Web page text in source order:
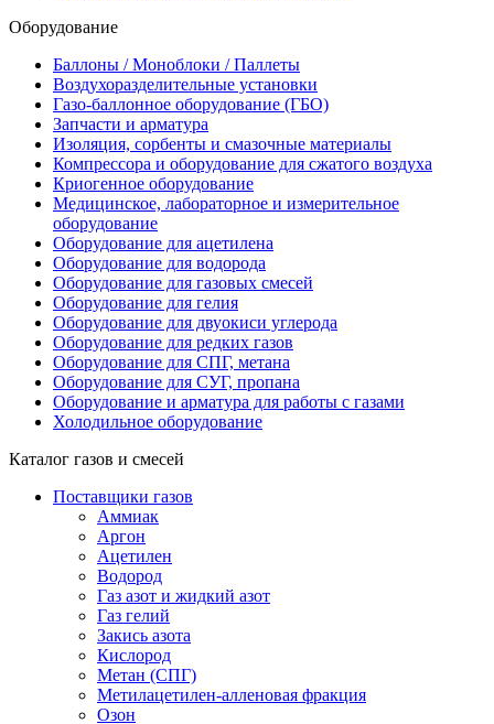
Оборудование
Баллоны / Моноблоки / Паллеты
Воздухоразделительные установки
Газо-баллонное оборудование (ГБО)
Запчасти и арматура
Изоляция, сорбенты и смазочные материалы
Компрессора и оборудование для сжатого воздуха
Криогенное оборудование
Медицинское, лабораторное и измерительное
оборудование
Оборудование для ацетилена
Оборудование для водорода
Оборудование для газовых смесей
Оборудование для гелия
Оборудование для двуокиси углерода
Оборудование для редких газов
Оборудование для СПГ, метана
Оборудование для СУГ, пропана
Оборудование и арматура для работы с газами
Холодильное оборудование
Каталог газов и смесей
Поставщики газов
Аммиак
Аргон
Ацетилен
Водород
Газ азот и жидкий азот
Газ гелий
Закись азота
Кислород
Метан (СПГ)
Метилацетилен-алленовая фракция
Озон